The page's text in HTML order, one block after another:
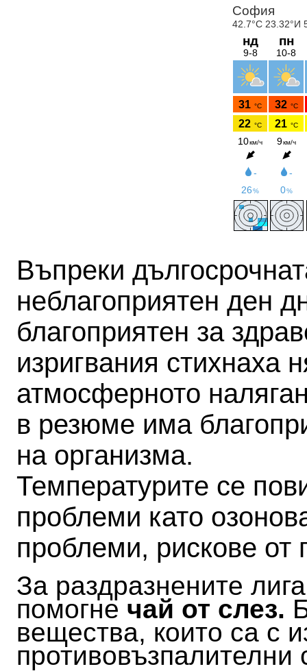
Въпреки
неблагоприятен ден
благоприятен за
изригвания стихнаха
атмосферното
в резюме има
на организма.
Температурите се
проблеми като
проблеми, рискове от
За раздразнените
помогне чай от слез.
вещества, които са с